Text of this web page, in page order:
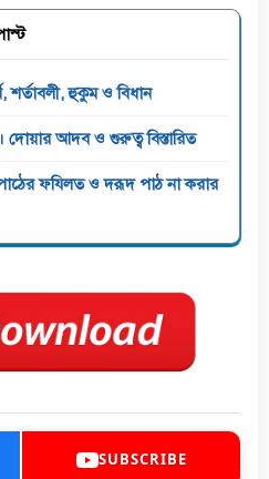
হুকুম ও বিধান
দোয়ার আদব ও গুরুত্ব বিস্তারিত
ফযিলত ও দরূদ পাঠ না করার
SUBSCRIBE